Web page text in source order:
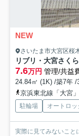
NEW
さいたま市大宮区桜
リブリ・大宮さく
7.6万円 管理/共益
24.84㎡ (1K) /築7年 /
京浜東北線「大宮
駐輪場 オートロッ
実際に見てみないこと